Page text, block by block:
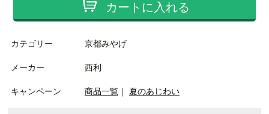
カートに入れる
カテゴリー 京都みやげ
メーカー 西利
キャンペーン 商品一覧 ｜ 夏のあじわい